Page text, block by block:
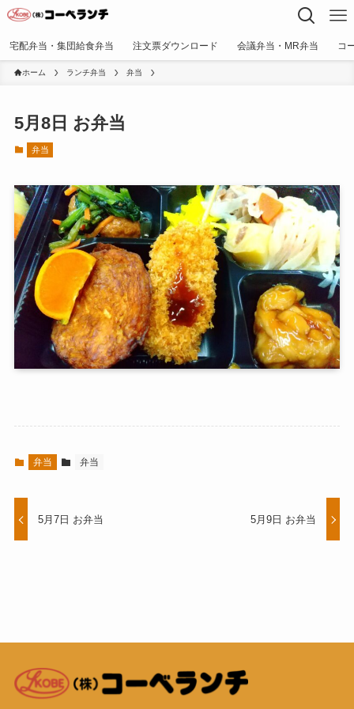
宅配弁当・集団給食弁当 注文票ダウンロード 会議弁当・MR弁当 コ
ホーム ランチ弁当 弁当
5月8日 お弁当
弁当
弁当 弁当
5月7日 お弁当 5月9日 お弁当